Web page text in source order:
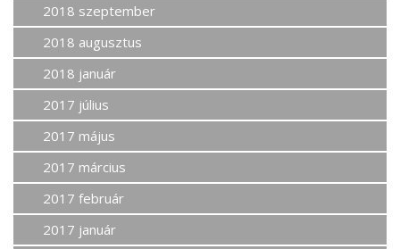
2018 szeptember
2018 augusztus
2018 január
2017 július
2017 május
2017 március
2017 február
2017 január